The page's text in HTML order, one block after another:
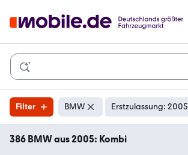
Filter BMW Erstzulassung: 2005
386 BMW aus 2005: Kombi